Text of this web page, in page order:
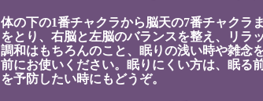
体の下の1番チャクラから脳天の7番チャクラ
をとり、右脳と左脳のバランスを整え、リラ
調和はもちろんのこと、眠りの浅い時や雑念
前にお使いください。眠りにくい方は、眠る
を予防したい時にもどうぞ。